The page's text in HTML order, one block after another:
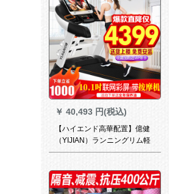
￥ 40,493 円(税込)
【ハイエンド高華配置】億健
（YIJIAN）ランニングリム軽
商用家庭用静音折られたみら
インチWIFI KARAースクリー
ン多機能【71電CM走台】